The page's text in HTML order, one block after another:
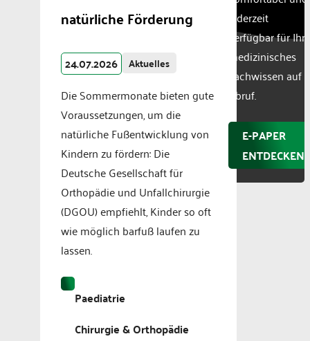
natürliche Förderung
24.07.2026 Aktuelles
Die Sommermonate bieten gute
Voraussetzungen, um die
natürliche Fußentwicklung von
Kindern zu fördern: Die
Deutsche Gesellschaft für
Orthopädie und Unfallchirurgie
(DGOU) empfiehlt, Kinder so oft
wie möglich barfuß laufen zu
lassen.
Paediatrie
Chirurgie & Orthopädie
jederzeit
verfügbar für Ihr
medizinisches
Fachwissen auf
Abruf.
E-PAPER
ENTDECKEN